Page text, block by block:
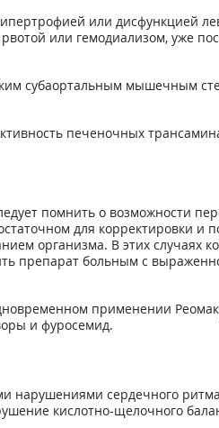
или дисфункцией
или гемодиализом, уже
субаортальным мышечным
печеночных
помнить о возможности
для корректировки и
организма. В этих случаях
препарат больным с
применении
и фуросемид.
нарушениями сердечного
кислотно-щелочного